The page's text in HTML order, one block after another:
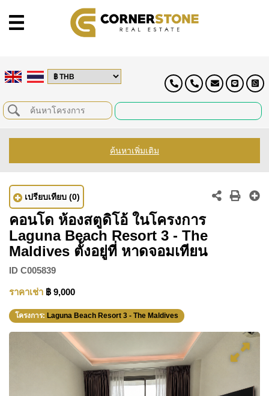
ค้นหาเพิ่มเติม
เปรียบเทียบ (0)
คอนโด ห้องสตูดิโอ้ ในโครงการ
Laguna Beach Resort 3 - The
Maldives ตั้งอยู่ที่ หาดจอมเทียน
ID C005839
ราคาเช่า ฿ 9,000
โครงการ: Laguna Beach Resort 3 - The Maldives